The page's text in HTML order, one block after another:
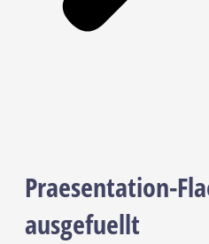
Praesentation-
ausgefuellt